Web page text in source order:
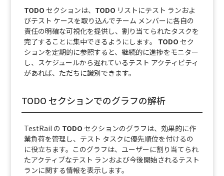
TODO セクションは、 TODO リストにテスト ランおよ
びテスト ケースを取り込んでチーム メンバーに各自の
責任の明確な可視化を提供し、割り当てられたタスクを
完了することに集中できるようにします。 TODO セク
ションを定期的に参照すると、継続的に進捗をモニター
し、スケジュールから遅れているテスト アクティビティ
があれば、ただちに識別できます。
TODO セクションでのグラフの解析
TestRail の TODO セクションのグラフは、効果的に作
業負荷を管理し、テスト タスクに優先順位を付けるの
に役立ちます。このグラフは、ユーザーに割り当てられ
たアクティブなテスト ランおよび今後開始されるテスト
ランに関する情報を表示します。